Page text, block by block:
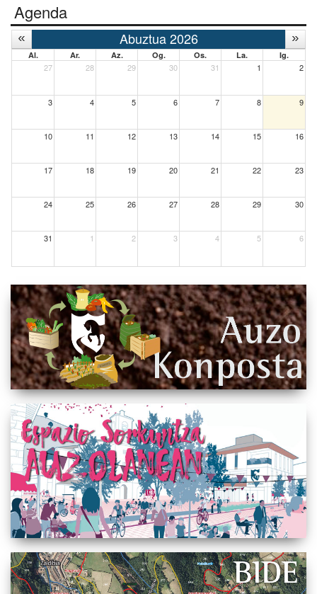
Agenda
Abuztua 2026
Al. Ar. Az. Og. Os. La. Ig.
27 28 29 30 31 1 2
3 4 5 6 7 8 9
10 11 12 13 14 15 16
17 18 19 20 21 22 23
24 25 26 27 28 29 30
31 1 2 3 4 5 6